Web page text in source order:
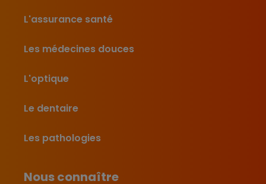
L'assurance santé
Les médecines douces
L'optique
Le dentaire
Les pathologies
Nous connaître